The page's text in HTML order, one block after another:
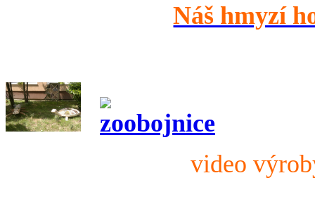
Náš hmyzí
video